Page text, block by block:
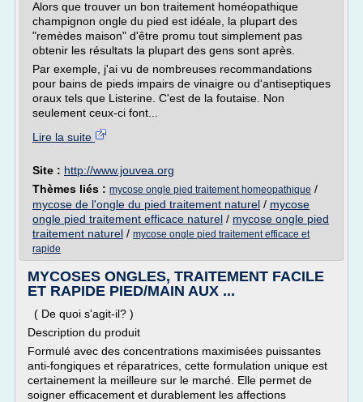
Alors que trouver un bon traitement homéopathique
champignon ongle du pied est idéale, la plupart des
"remèdes maison" d'être promu tout simplement pas
obtenir les résultats la plupart des gens sont après.
Par exemple, j'ai vu de nombreuses recommandations
pour bains de pieds impairs de vinaigre ou d'antiseptiques
oraux tels que Listerine. C'est de la foutaise. Non
seulement ceux-ci font...
Lire la suite
Site : http://www.jouvea.org
Thèmes liés : mycose ongle pied traitement homeopathique /
mycose de l'ongle du pied traitement naturel / mycose
ongle pied traitement efficace naturel / mycose ongle pied
traitement naturel / mycose ongle pied traitement efficace et
rapide
MYCOSES ONGLES, TRAITEMENT FACILE
ET RAPIDE PIED/MAIN AUX ...
( De quoi s'agit-il? )
Description du produit
Formulé avec des concentrations maximisées puissantes
anti-fongiques et réparatrices, cette formulation unique est
certainement la meilleure sur le marché. Elle permet de
soigner efficacement et durablement les affections